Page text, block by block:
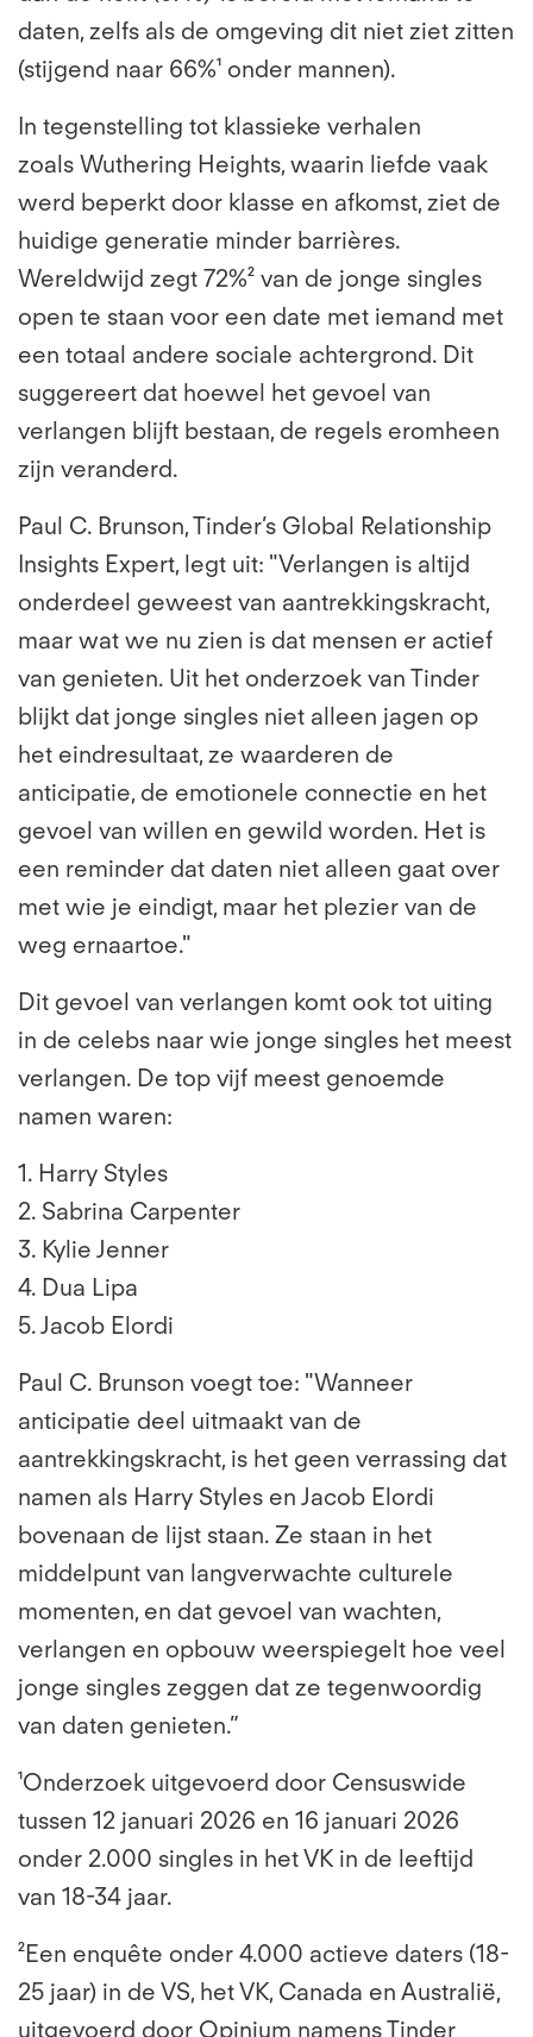
daten, zelfs als de omgeving dit niet ziet zitten
(stijgend naar 66%¹ onder mannen).
In tegenstelling tot klassieke verhalen
zoals Wuthering Heights, waarin liefde vaak
werd beperkt door klasse en afkomst, ziet de
huidige generatie minder barrières.
Wereldwijd zegt 72%² van de jonge singles
open te staan voor een date met iemand met
een totaal andere sociale achtergrond. Dit
suggereert dat hoewel het gevoel van
verlangen blijft bestaan, de regels eromheen
zijn veranderd.
Paul C. Brunson, Tinder’s Global Relationship
Insights Expert, legt uit: "Verlangen is altijd
onderdeel geweest van aantrekkingskracht,
maar wat we nu zien is dat mensen er actief
van genieten. Uit het onderzoek van Tinder
blijkt dat jonge singles niet alleen jagen op
het eindresultaat, ze waarderen de
anticipatie, de emotionele connectie en het
gevoel van willen en gewild worden. Het is
een reminder dat daten niet alleen gaat over
met wie je eindigt, maar het plezier van de
weg ernaartoe."
Dit gevoel van verlangen komt ook tot uiting
in de celebs naar wie jonge singles het meest
verlangen. De top vijf meest genoemde
namen waren:
1. Harry Styles
2. Sabrina Carpenter
3. Kylie Jenner
4. Dua Lipa
5. Jacob Elordi
Paul C. Brunson voegt toe: "Wanneer
anticipatie deel uitmaakt van de
aantrekkingskracht, is het geen verrassing dat
namen als Harry Styles en Jacob Elordi
bovenaan de lijst staan. Ze staan in het
middelpunt van langverwachte culturele
momenten, en dat gevoel van wachten,
verlangen en opbouw weerspiegelt hoe veel
jonge singles zeggen dat ze tegenwoordig
van daten genieten.”
¹Onderzoek uitgevoerd door Censuswide
tussen 12 januari 2026 en 16 januari 2026
onder 2.000 singles in het VK in de leeftijd
van 18-34 jaar.
²Een enquête onder 4.000 actieve daters (18-
25 jaar) in de VS, het VK, Canada en Australië,
uitgevoerd door Opinium namens Tinder